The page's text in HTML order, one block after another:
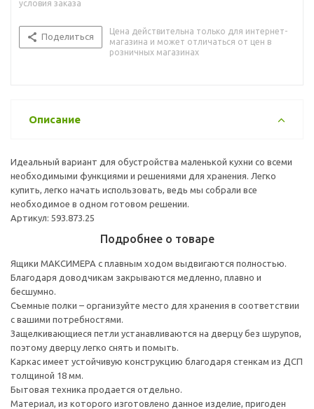
условия заказа
Поделиться
Цена действительна только для интернет-
магазина и может отличаться от цен в
розничных магазинах
Описание
Идеальный вариант для обустройства маленькой кухни со всеми
необходимыми функциями и решениями для хранения. Легко
купить, легко начать использовать, ведь мы собрали все
необходимое в одном готовом решении.
Артикул: 593.873.25
Подробнее о товаре
Ящики МАКСИМЕРА с плавным ходом выдвигаются полностью.
Благодаря доводчикам закрываются медленно, плавно и
бесшумно.
Съемные полки – организуйте место для хранения в соответствии
с вашими потребностями.
Защелкивающиеся петли устанавливаются на дверцу без шурупов,
поэтому дверцу легко снять и помыть.
Каркас имеет устойчивую конструкцию благодаря стенкам из ДСП
толщиной 18 мм.
Бытовая техника продается отдельно.
Материал, из которого изготовлено данное изделие, пригоден